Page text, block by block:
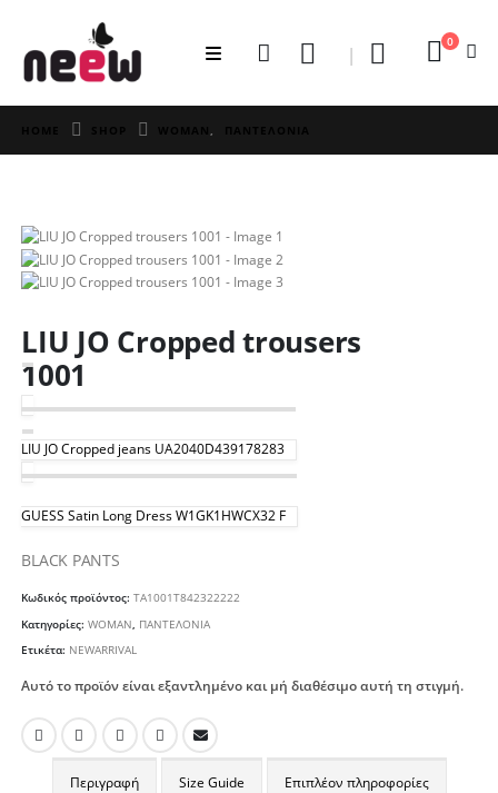
0
WOMAN,
LIU JO Cropped trousers
1001
LIU JO Cropped jeans UA2040D439178283
GUESS Satin Long Dress W1GK1HWCX32 F
BLACK PANTS
Κωδικός προϊόντος:TA1001T842322222
Κατηγορίες:WOMAN, ΠΑΝΤΕΛΟΝΙΑ
Ετικέτα: NEWARRIVAL
Αυτό το προϊόν είναι εξαντλημένο και μή διαθέσιμο αυτή τη στιγμή.
Περιγραφή Size Guide Επιπλέον πληροφορίες